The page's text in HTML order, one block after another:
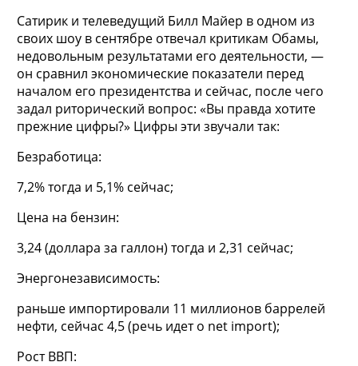
Сатирик и телеведущий Билл Майер в одном из
своих шоу в сентябре отвечал критикам Обамы,
недовольным результатами его деятельности, —
он сравнил экономические показатели перед
началом его президентства и сейчас, после чего
задал риторический вопрос: «Вы правда хотите
прежние цифры?» Цифры эти звучали так:
Безработица:
7,2% тогда и 5,1% сейчас;
Цена на бензин:
3,24 (доллара за галлон) тогда и 2,31 сейчас;
Энергонезависимость:
раньше импортировали 11 миллионов баррелей
нефти, сейчас 4,5 (речь идет о net import);
Рост ВВП: